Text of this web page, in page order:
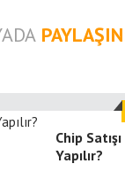
Chip
Yapılır?